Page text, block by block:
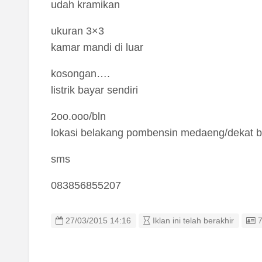
udah kramikan
ukuran 3×3
kamar mandi di luar
kosongan….
listrik bayar sendiri
2oo.ooo/bln
lokasi belakang pombensin medaeng/dekat
sms
083856855207
27/03/2015 14:16 Iklan ini telah berakhir